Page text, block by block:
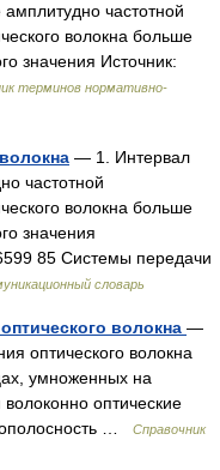
амплитудно частотной
волокна больше
значения Источник:
терминов нормативно-
— 1. Интервал
частотной
волокна больше
значения
85 Системы передачи
словарь
волокна —
оптического волокна
умноженных на
оптические
…
Справочник